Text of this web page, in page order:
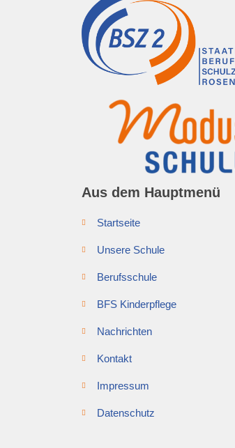
Aus dem Hauptmenü
Startseite
Unsere Schule
Berufsschule
BFS Kinderpflege
Nachrichten
Kontakt
Impressum
Datenschutz